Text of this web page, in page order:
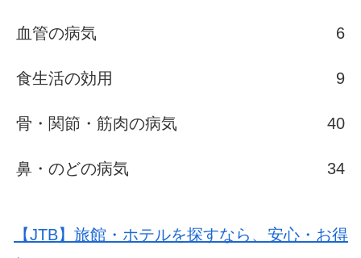
血管の病気 6
食生活の効用 9
骨・関節・筋肉の病気 40
鼻・のどの病気 34
【JTB】旅館・ホテルを探すなら、安心・お得